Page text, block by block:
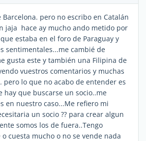
Barcelona. pero no escribo en Catalán
jaja hace ay mucho ando metido por
estaba en el foro de Paraguay y
sentimentales...me cambié de
gusta este y también una Filipina de
vuestros comentarios y muchas
pero lo que no acabo de entender es
hay que buscarse un socio..me
en nuestro caso...Me refiero mi
un socio ?? para crear algun
somos los de fuera..Tengo
cuesta mucho o no se vende nada